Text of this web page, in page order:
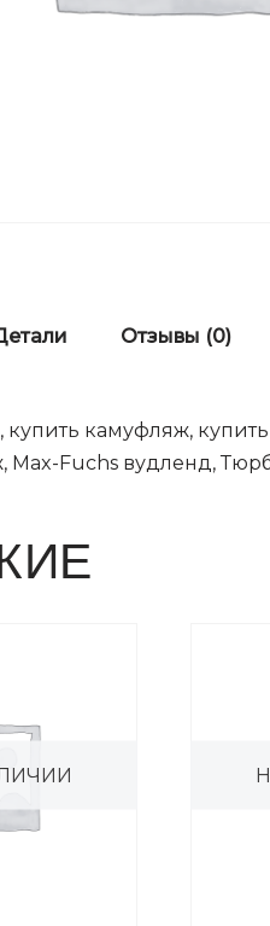
Отзывы (0)
купить камуфляж,
Max-Fuchs вудленд,